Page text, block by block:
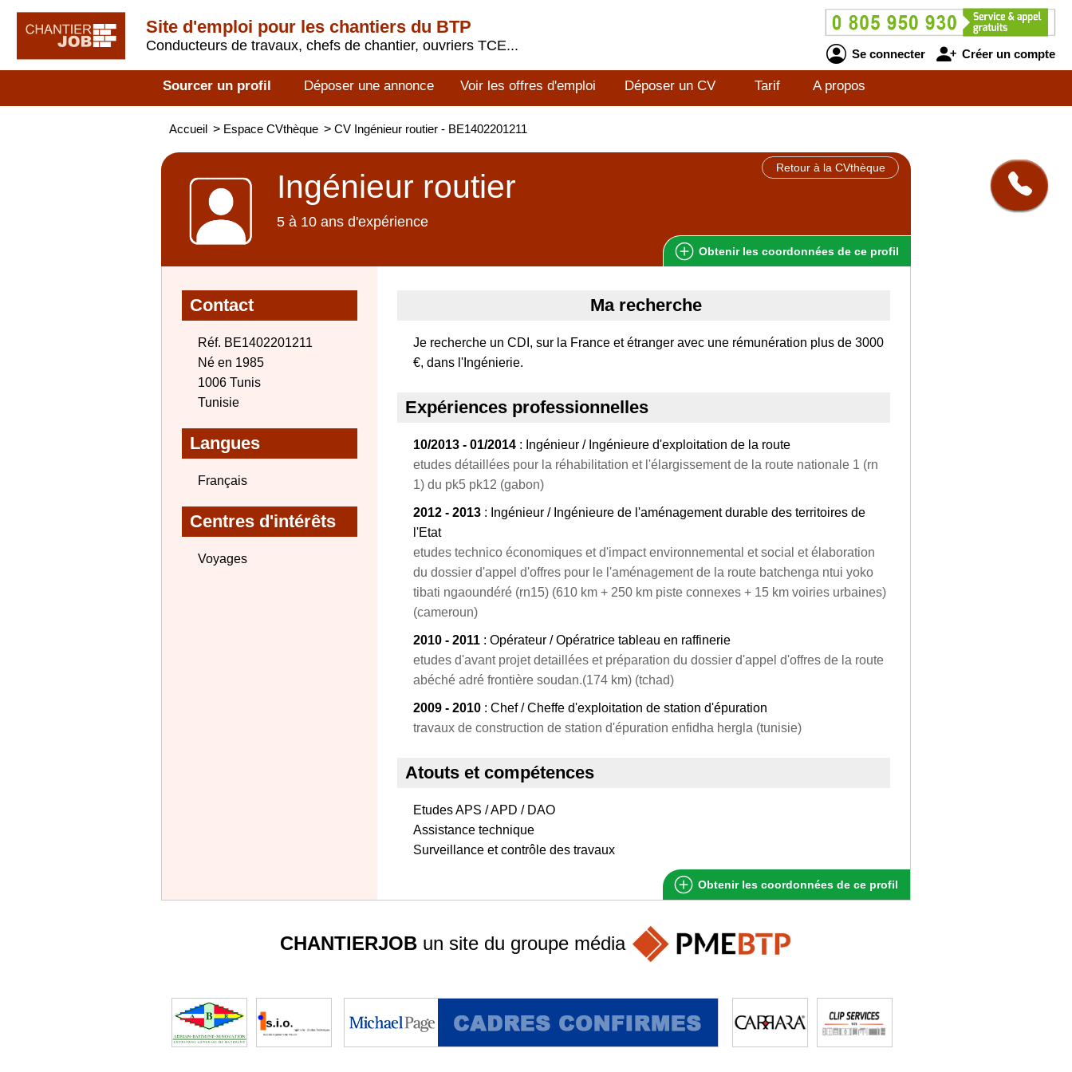
Site d'emploi pour les chantiers du BTP
Conducteurs de travaux, chefs de chantier, ouvriers TCE...
Se connecter Créer un compte
Sourcer un profil Déposer une annonce Voir les offres d'emploi Déposer un CV Tarif A propos
Accueil > Espace CVthèque > CV Ingénieur routier - BE1402201211
Retour à la CVthèque
Ingénieur routier
5 à 10 ans d'expérience
Obtenir les coordonnées de ce profil
Contact
Réf. BE1402201211
Né en 1985
1006 Tunis
Tunisie
Langues
Français
Centres d'intérêts
Voyages
Ma recherche
Je recherche un CDI, sur la France et étranger avec une rémunération plus de 3000
€, dans l'Ingénierie.
Expériences professionnelles
10/2013 - 01/2014 : Ingénieur / Ingénieure d'exploitation de la route
etudes détaillées pour la réhabilitation et l'élargissement de la route nationale 1 (rn
1) du pk5 pk12 (gabon)
2012 - 2013 : Ingénieur / Ingénieure de l'aménagement durable des territoires de
l'Etat
etudes technico économiques et d'impact environnemental et social et élaboration
du dossier d'appel d'offres pour le l'aménagement de la route batchenga ntui yoko
tibati ngaoundéré (rn15) (610 km + 250 km piste connexes + 15 km voiries urbaines)
(cameroun)
2010 - 2011 : Opérateur / Opératrice tableau en raffinerie
etudes d'avant projet detaillées et préparation du dossier d'appel d'offres de la route
abéché adré frontière soudan.(174 km) (tchad)
2009 - 2010 : Chef / Cheffe d'exploitation de station d'épuration
travaux de construction de station d'épuration enfidha hergla (tunisie)
Atouts et compétences
Etudes APS / APD / DAO
Assistance technique
Surveillance et contrôle des travaux
Obtenir les coordonnées de ce profil
CHANTIERJOBun site du groupe média